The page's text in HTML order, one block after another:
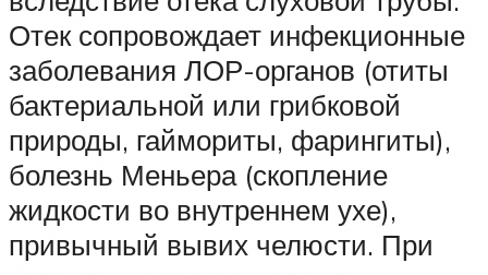
Отек сопровождает инфекционные
заболевания ЛОР-органов (отиты
бактериальной или грибковой
природы, гаймориты, фарингиты),
болезнь Меньера (скопление
жидкости во внутреннем ухе),
привычный вывих челюсти. При